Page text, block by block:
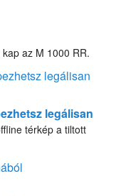
az M 1000 RR.
legálisan
térkép a tiltott